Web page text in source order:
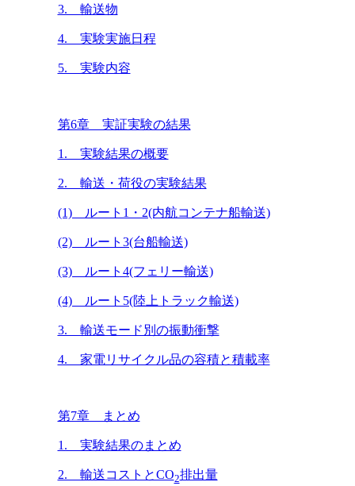
3. 輸送物
4. 実験実施日程
5. 実験内容
第6章 実証実験の結果
1. 実験結果の概要
2. 輸送・荷役の実験結果
(1) ルート1・2(内航コンテナ船輸送)
(2) ルート3(台船輸送)
(3) ルート4(フェリー輸送)
(4) ルート5(陸上トラック輸送)
3. 輸送モード別の振動衝撃
4. 家電リサイクル品の容積と積載率
第7章 まとめ
1. 実験結果のまとめ
2. 輸送コストとCO2排出量